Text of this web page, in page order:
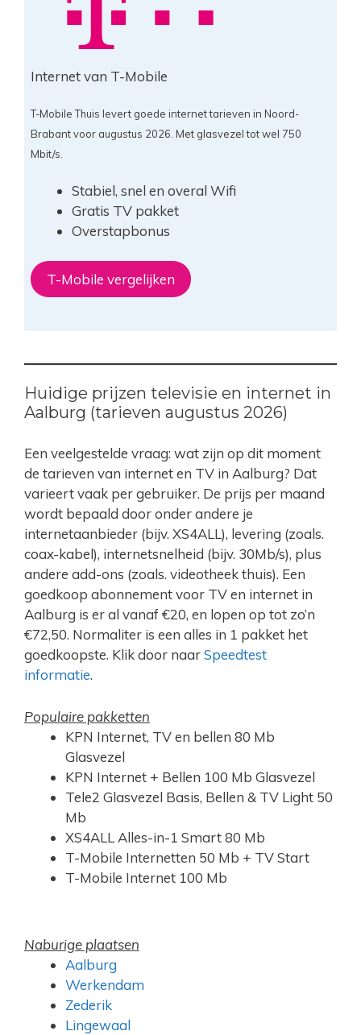
Internet van T-Mobile
T-Mobile Thuis levert goede internet tarieven in Noord-
Brabant voor augustus 2026. Met glasvezel tot wel 750
Mbit/s.
Stabiel, snel en overal Wifi
Gratis TV pakket
Overstapbonus
T-Mobile vergelijken
Huidige prijzen televisie en internet in
Aalburg (tarieven augustus 2026)
Een veelgestelde vraag: wat zijn op dit moment
de tarieven van internet en TV in Aalburg? Dat
varieert vaak per gebruiker. De prijs per maand
wordt bepaald door onder andere je
internetaanbieder (bijv. XS4ALL), levering (zoals.
coax-kabel), internetsnelheid (bijv. 30Mb/s), plus
andere add-ons (zoals. videotheek thuis). Een
goedkoop abonnement voor TV en internet in
Aalburg is er al vanaf €20, en lopen op tot zo’n
€72,50. Normaliter is een alles in 1 pakket het
goedkoopste. Klik door naarSpeedtest
informatie.
Populaire pakketten
KPN Internet, TV en bellen 80 Mb
Glasvezel
KPN Internet + Bellen 100 Mb Glasvezel
Tele2 Glasvezel Basis, Bellen & TV Light 50
Mb
XS4ALL Alles-in-1 Smart 80 Mb
T-Mobile Internetten 50 Mb + TV Start
T-Mobile Internet 100 Mb
Naburige plaatsen
Aalburg
Werkendam
Zederik
Lingewaal